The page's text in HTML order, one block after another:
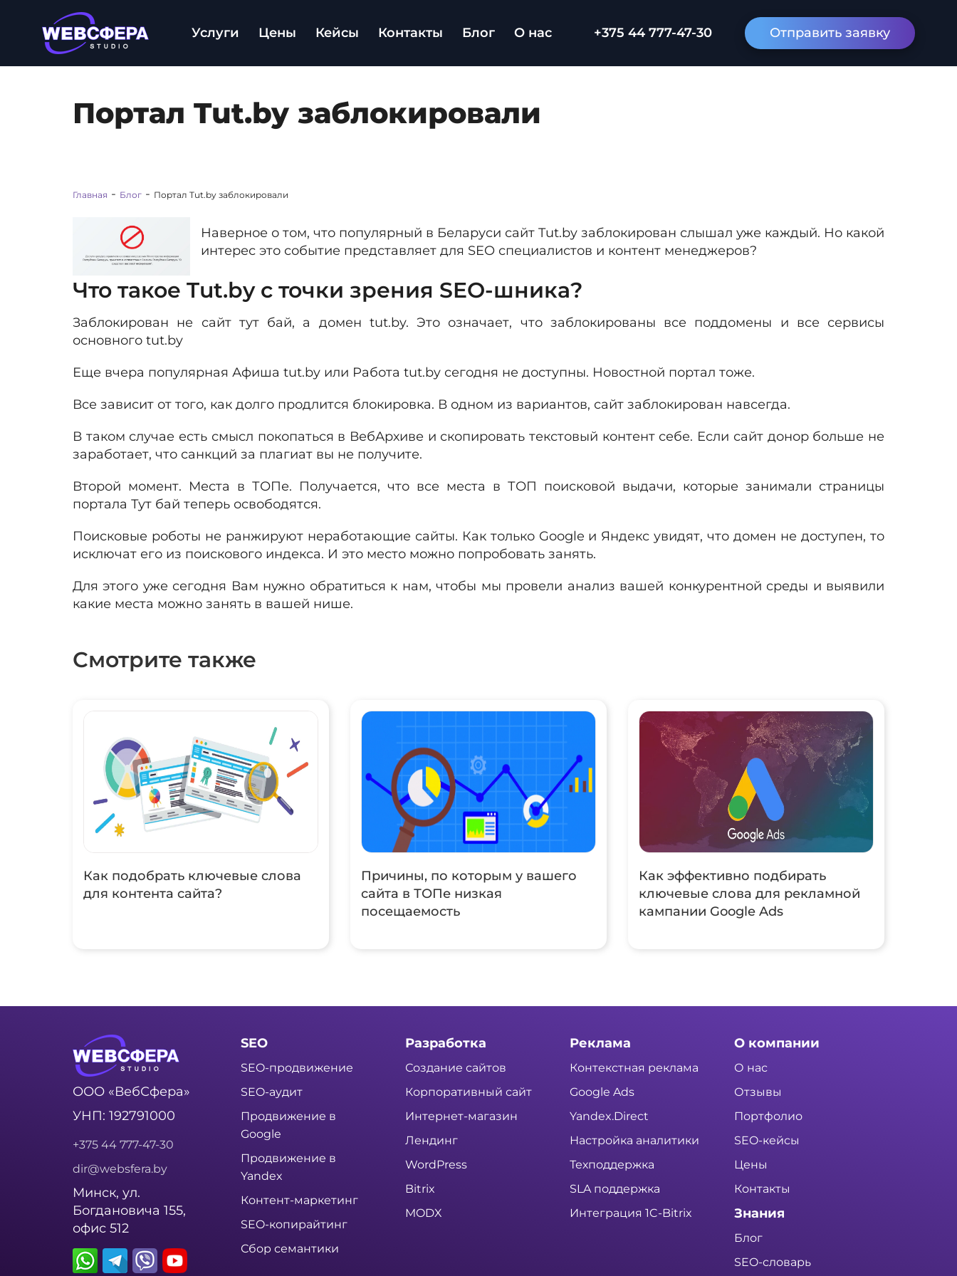
Услуги Цены Кейсы Контакты Блог О нас +375 44 777-47-30 Отправить заявку
Портал Tut.by заблокировали
Главная - Блог - Портал Tut.by заблокировали
Наверное о том, что популярный в Беларуси сайт Tut.by заблокирован слышал уже каждый. Но какой
интерес это событие представляет для SEO специалистов и контент менеджеров?
Что такое Tut.by с точки зрения SEO-шника?
Заблокирован не сайт тут бай, а домен tut.by. Это означает, что заблокированы все поддомены и все сервисы
основного tut.by
Еще вчера популярная Афиша tut.by или Работа tut.by сегодня не доступны. Новостной портал тоже.
Все зависит от того, как долго продлится блокировка. В одном из вариантов, сайт заблокирован навсегда.
В таком случае есть смысл покопаться в ВебАрхиве и скопировать текстовый контент себе. Если сайт донор больше не
заработает, что санкций за плагиат вы не получите.
Второй момент. Места в ТОПе. Получается, что все места в ТОП поисковой выдачи, которые занимали страницы
портала Тут бай теперь освободятся.
Поисковые роботы не ранжируют неработающие сайты. Как только Google и Яндекс увидят, что домен не доступен, то
исключат его из поискового индекса. И это место можно попробовать занять.
Для этого уже сегодня Вам нужно обратиться к нам, чтобы мы провели анализ вашей конкурентной среды и выявили
какие места можно занять в вашей нише.
Смотрите также
Как подобрать ключевые слова
для контента сайта?
Причины, по которым у вашего
сайта в ТОПе низкая
посещаемость
Как эффективно подбирать
ключевые слова для рекламной
кампании Google Ads
ООО «ВебСфера»
УНП: 192791000
+375 44 777-47-30
dir@websfera.by
Минск, ул.
Богдановича 155,
офис 512
SEO
SEO-продвижение
SEO-аудит
Продвижение в
Google
Продвижение в
Yandex
Контент-маркетинг
SEO-копирайтинг
Сбор семантики
Разработка
Создание сайтов
Корпоративный сайт
Интернет-магазин
Лендинг
WordPress
Bitrix
MODX
Реклама
Контекстная реклама
Google Ads
Yandex.Direct
Настройка аналитики
Техподдержка
SLA поддержка
Интеграция 1C-Bitrix
О компании
О нас
Отзывы
Портфолио
SEO-кейсы
Цены
Контакты
Знания
Блог
SEO-словарь